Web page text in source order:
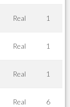
Real 1
Real 1
Real 1
Real 6